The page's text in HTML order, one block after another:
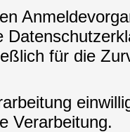
für die
Verarbeitung.